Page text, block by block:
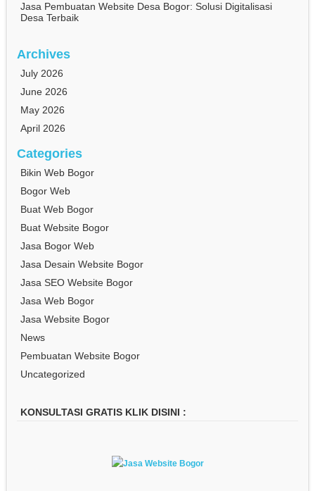
Jasa Pembuatan Website Desa Bogor: Solusi Digitalisasi
Desa Terbaik
Archives
July 2026
June 2026
May 2026
April 2026
Categories
Bikin Web Bogor
Bogor Web
Buat Web Bogor
Buat Website Bogor
Jasa Bogor Web
Jasa Desain Website Bogor
Jasa SEO Website Bogor
Jasa Web Bogor
Jasa Website Bogor
News
Pembuatan Website Bogor
Uncategorized
KONSULTASI GRATIS KLIK DISINI :